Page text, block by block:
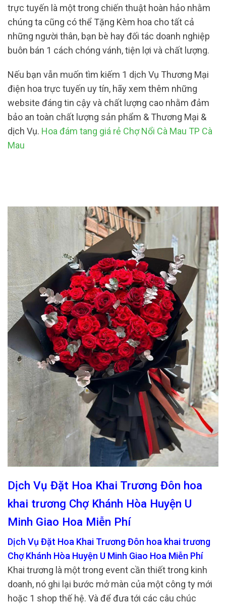
trực tuyến là một trong chiến thuật hoàn hảo nhằm
chúng ta cũng có thể Tặng Kèm hoa cho tất cả
những người thân, bạn bè hay đối tác doanh nghiệp
buôn bán 1 cách chóng vánh, tiện lợi và chất lượng.
Nếu bạn vẫn muốn tìm kiếm 1 dịch Vụ Thương Mại
điện hoa trực tuyến uy tín, hãy xem thêm những
website đáng tin cậy và chất lượng cao nhằm đảm
bảo an toàn chất lượng sản phẩm & Thương Mại &
dịch Vụ. Hoa đám tang giá rẻ Chợ Nổi Cà Mau TP Cà
Mau
Dịch Vụ Đặt Hoa Khai Trương Đôn hoa
khai trương Chợ Khánh Hòa Huyện U
Minh Giao Hoa Miễn Phí
Dịch Vụ Đặt Hoa Khai Trương Đôn hoa khai trương
Chợ Khánh Hòa Huyện U Minh Giao Hoa Miễn Phí
Khai trương là một trong event cần thiết trong kinh
doanh, nó ghi lại bước mở màn của một công ty mới
hoặc 1 shop thế hệ. Và để đưa tới các câu chúc